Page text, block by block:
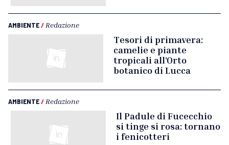
AMBIENTE/ Redazione
Tesori di primavera:
camelie e piante
tropicali all’Orto
botanico di Lucca
AMBIENTE/ Redazione
Il Padule di Fucecchio
si tinge si rosa: tornano
i fenicotteri